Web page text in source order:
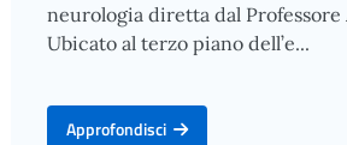
neurologia diretta dal Professore
Ubicato al terzo piano dell’e...
Approfondisci